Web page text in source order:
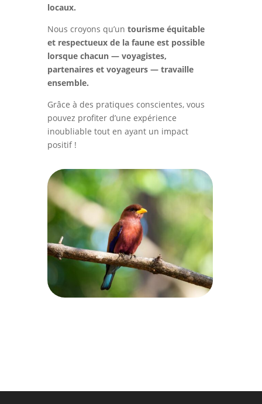
locaux.
Nous croyons qu’un tourisme équitable
et respectueux de la faune est possible
lorsque chacun — voyagistes,
partenaires et voyageurs — travaille
ensemble.
Grâce à des pratiques conscientes, vous
pouvez profiter d’une expérience
inoubliable tout en ayant un impact
positif !